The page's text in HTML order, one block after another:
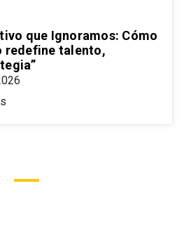
que Ignoramos: Cómo
redefine talento,